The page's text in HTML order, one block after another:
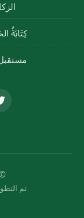
كِتَابَةُ
© 2026 جميع
تم